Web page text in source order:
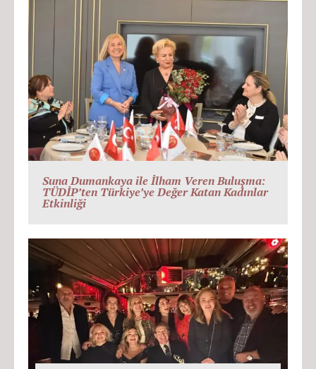
Suna Dumankaya ile İlham Veren Buluşma:
TÜDİP’ten Türkiye’ye Değer Katan Kadınlar
Etkinliği